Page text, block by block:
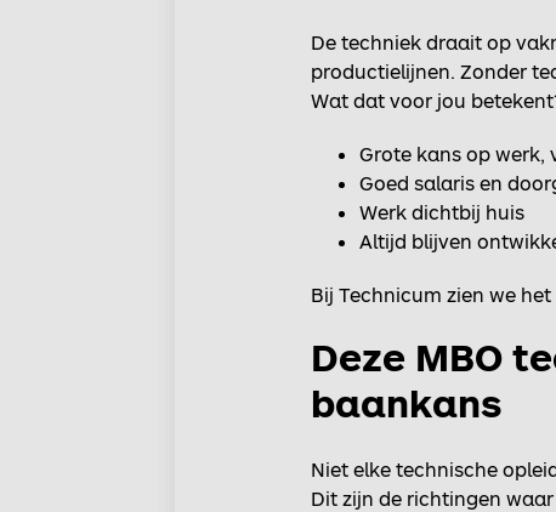
De techniek draait op
productielijnen. Zonder
Wat dat voor jou
Grote kans op werk,
Goed salaris en
Werk dichtbij huis
Altijd blijven
Bij Technicum zien we
Deze MBO
baankans
Niet elke technische
Dit zijn de richtingen